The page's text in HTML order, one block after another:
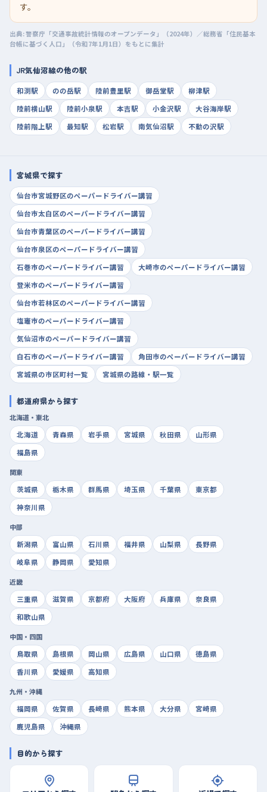
す。
出典: 警察庁「交通事故統計情報のオープンデータ」（2024年）／総務省「住民基本
台帳に基づく人口」（令和7年1月1日）をもとに集計
JR気仙沼線の他の駅
和渕駅 のの岳駅 陸前豊里駅 御岳堂駅
柳津駅
陸前横山駅
陸前小泉駅 本吉駅 小金沢駅
大谷海岸駅
陸前階上駅
最知駅 松岩駅 南気仙沼駅 不動の沢駅
宮城県で探す
仙台市宮城野区のペーパードライバー講習
仙台市太白区のペーパードライバー講習
仙台市青葉区のペーパードライバー講習
仙台市泉区のペーパードライバー講習
石巻市のペーパードライバー講習
大崎市のペーパードライバー講習
登米市のペーパードライバー講習
仙台市若林区のペーパードライバー講習
塩竈市のペーパードライバー講習
気仙沼市のペーパードライバー講習
白石市のペーパードライバー講習
角田市のペーパードライバー講習
宮城県の市区町村一覧
宮城県の路線・駅一覧
都道府県から探す
北海道・東北
北海道
青森県 岩手県 宮城県 秋田県
山形県
福島県
関東
茨城県
栃木県 群馬県 埼玉県 千葉県
東京都
神奈川県
中部
新潟県
富山県 石川県 福井県 山梨県
長野県
岐阜県
静岡県 愛知県
近畿
三重県
滋賀県 京都府 大阪府 兵庫県
奈良県
和歌山県
中国・四国
鳥取県
島根県 岡山県 広島県 山口県
徳島県
香川県
愛媛県 高知県
九州・沖縄
福岡県
佐賀県 長崎県 熊本県 大分県
宮崎県
鹿児島県
沖縄県
目的から探す